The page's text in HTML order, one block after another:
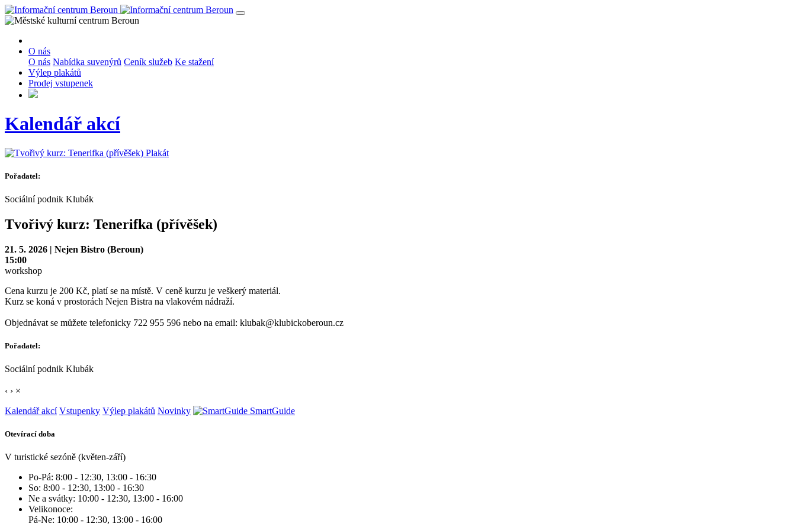
O nás
O nás Nabídka suvenýrů Ceník služeb Ke stažení
Výlep plakátů
Prodej vstupenek
Kalendář akcí
Plakát
Pořadatel:
Sociální podnik Klubák
Tvořivý kurz: Tenerifka (přívěšek)
21. 5. 2026 | Nejen Bistro (Beroun)
15:00
workshop
Cena kurzu je 200 Kč, platí se na místě. V ceně kurzu je veškerý materiál.
Kurz se koná v prostorách Nejen Bistra na vlakovém nádraží.
Objednávat se můžete telefonicky 722 955 596 nebo na email: klubak@klubickoberoun.cz
Pořadatel:
Sociální podnik Klubák
‹ › ×
Kalendář akcí Vstupenky Výlep plakátů Novinky SmartGuide
Otevírací doba
V turistické sezóně (květen-září)
Po-Pá: 8:00 - 12:30, 13:00 - 16:30
So: 8:00 - 12:30, 13:00 - 16:30
Ne a svátky: 10:00 - 12:30, 13:00 - 16:00
Velikonoce:
Pá-Ne: 10:00 - 12:30, 13:00 - 16:00